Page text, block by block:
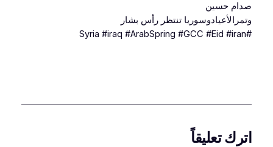
صدام حسين
وتمرالأعيادوسوريا تنتظر رأس بشار
#Syria #iraq #ArabSpring #GCC #Eid #iran
اترك تعليقاً